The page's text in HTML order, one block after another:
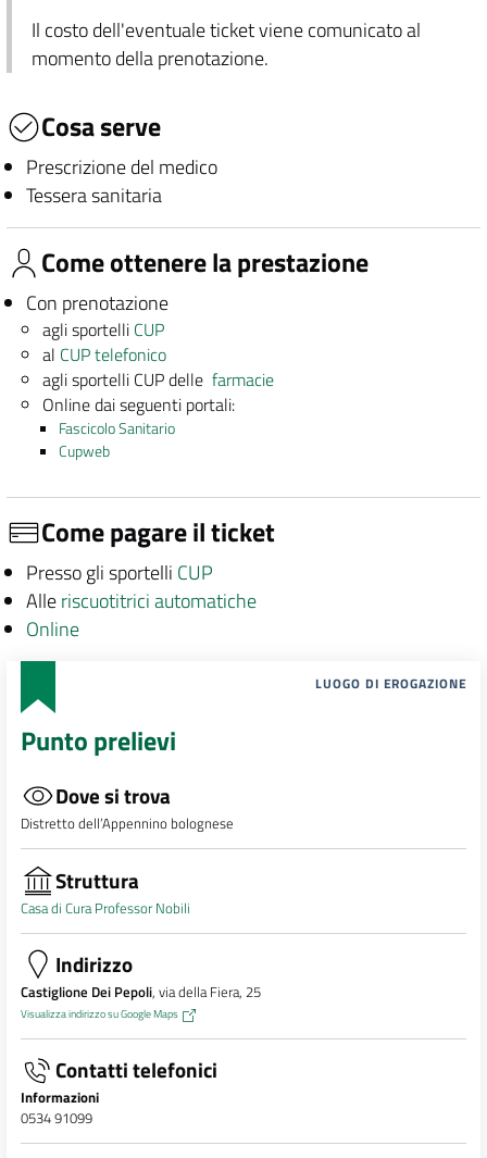
Il costo dell'eventuale ticket viene comunicato al
momento della prenotazione.
Cosa serve
Prescrizione del medico
Tessera sanitaria
Come ottenere la prestazione
Con prenotazione
agli sportelli CUP
al CUP telefonico
agli sportelli CUP dellefarmacie
Online dai seguenti portali:
Fascicolo Sanitario
Cupweb
Come pagare il ticket
Presso gli sportelli CUP
Alleriscuotitrici automatiche
Online
LUOGO DI EROGAZIONE
Punto prelievi
Dove si trova
Distretto dell’Appennino bolognese
Struttura
Casa di Cura Professor Nobili
Indirizzo
Castiglione Dei Pepoli, via della Fiera, 25
Visualizza indirizzo su Google Maps
Contatti telefonici
Informazioni
0534 91099